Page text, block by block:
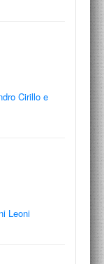
Cirillo e
Leoni